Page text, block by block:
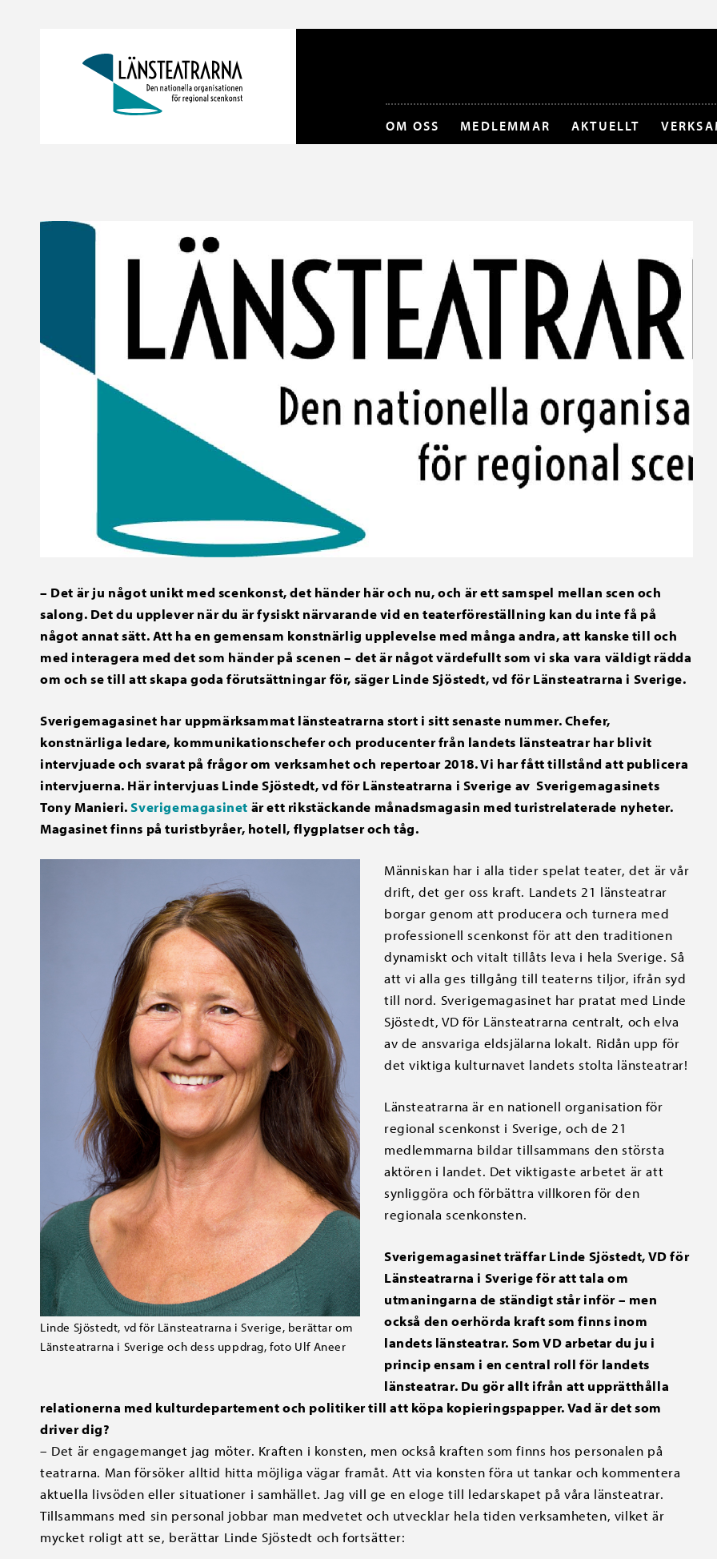
OM OSS MEDLEMMAR AKTUELLT
– Det är ju något unikt med scenkonst, det händer här och nu, och är ett samspel mellan scen och
salong. Det du upplever när du är fysiskt närvarande vid en teaterföreställning kan du inte få på
något annat sätt. Att ha en gemensam konstnärlig upplevelse med många andra, att kanske till och
med interagera med det som händer på scenen – det är något värdefullt som vi ska vara väldigt rädda
om och se till att skapa goda förutsättningar för, säger Linde Sjöstedt, vd för Länsteatrarna i Sverige.
Sverigemagasinet har uppmärksammat länsteatrarna stort i sitt senaste nummer. Chefer,
konstnärliga ledare, kommunikationschefer och producenter från landets länsteatrar har blivit
intervjuade och svarat på frågor om verksamhet och repertoar 2018. Vi har fått tillstånd att publicera
intervjuerna. Här intervjuas Linde Sjöstedt, vd för Länsteatrarna i Sverige av Sverigemagasinets
Tony Manieri.Sverigemagasinet är ett rikstäckande månadsmagasin med turistrelaterade nyheter.
Magasinet finns på turistbyråer, hotell, flygplatser och tåg.
Linde Sjöstedt, vd för Länsteatrarna i Sverige, berättar om
Länsteatrarna i Sverige och dess uppdrag, foto Ulf Aneer
Människan har i alla tider spelat teater, det är vår
drift, det ger oss kraft. Landets 21 länsteatrar
borgar genom att producera och turnera med
professionell scenkonst för att den traditionen
dynamiskt och vitalt tillåts leva i hela Sverige. Så
att vi alla ges tillgång till teaterns tiljor, ifrån syd
till nord. Sverigemagasinet har pratat med Linde
Sjöstedt, VD för Länsteatrarna centralt, och elva
av de ansvariga eldsjälarna lokalt. Ridån upp för
det viktiga kulturnavet landets stolta länsteatrar!
Länsteatrarna är en nationell organisation för
regional scenkonst i Sverige, och de 21
medlemmarna bildar tillsammans den största
aktören i landet. Det viktigaste arbetet är att
synliggöra och förbättra villkoren för den
regionala scenkonsten.
Sverigemagasinet träffar Linde Sjöstedt, VD för
Länsteatrarna i Sverige för att tala om
utmaningarna de ständigt står inför – men
också den oerhörda kraft som finns inom
landets länsteatrar. Som VD arbetar du ju i
princip ensam i en central roll för landets
länsteatrar. Du gör allt ifrån att upprätthålla
relationerna med kulturdepartement och politiker till att köpa kopieringspapper. Vad är det som
driver dig?
– Det är engagemanget jag möter. Kraften i konsten, men också kraften som finns hos personalen på
teatrarna. Man försöker alltid hitta möjliga vägar framåt. Att via konsten föra ut tankar och kommentera
aktuella livsöden eller situationer i samhället. Jag vill ge en eloge till ledarskapet på våra länsteatrar.
Tillsammans med sin personal jobbar man medvetet och utvecklar hela tiden verksamheten, vilket är
mycket roligt att se, berättar Linde Sjöstedt och fortsätter: